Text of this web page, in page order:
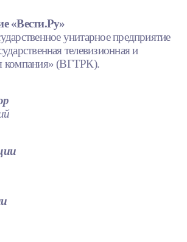
«Вести.Ру»
унитарное предприятие
телевизионная и
компания» (ВГТРК).